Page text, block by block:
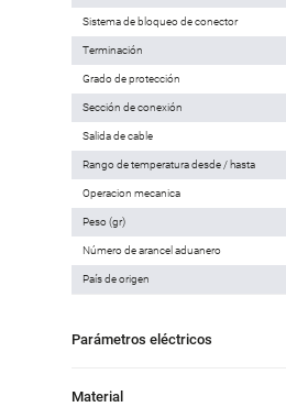
Sistema de bloqueo de conector
Terminación
Grado de protección
Sección de conexión
Salida de cable
Rango de temperatura desde / hasta
Operacion mecanica
Peso (gr)
Número de arancel aduanero
País de origen
Parámetros eléctricos
Material